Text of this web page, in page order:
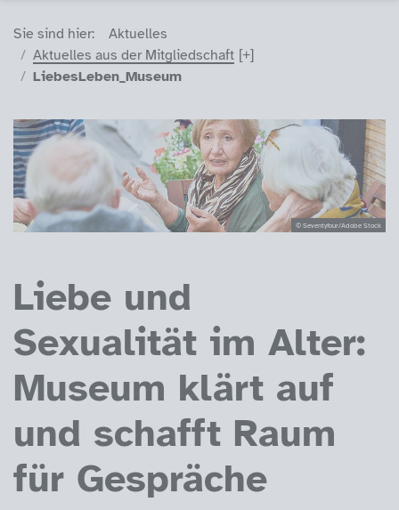
Sie sind hier (Breadcrumb)
Sie sind hier:
Aktuelles
Aktuelles aus der Mitgliedschaft
LiebesLeben_Museum
© Seventyfour/Adobe Stock
Liebe und
Sexualität im Alter:
Museum klärt auf
und schafft Raum
für Gespräche